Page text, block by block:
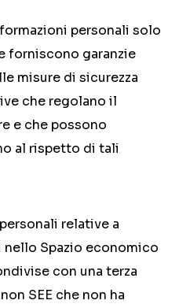
personali solo
forniscono garanzie
misure di sicurezza
che regolano il
e che possono
al rispetto di tali
relative a
Spazio economico
con una terza
SEE che non ha